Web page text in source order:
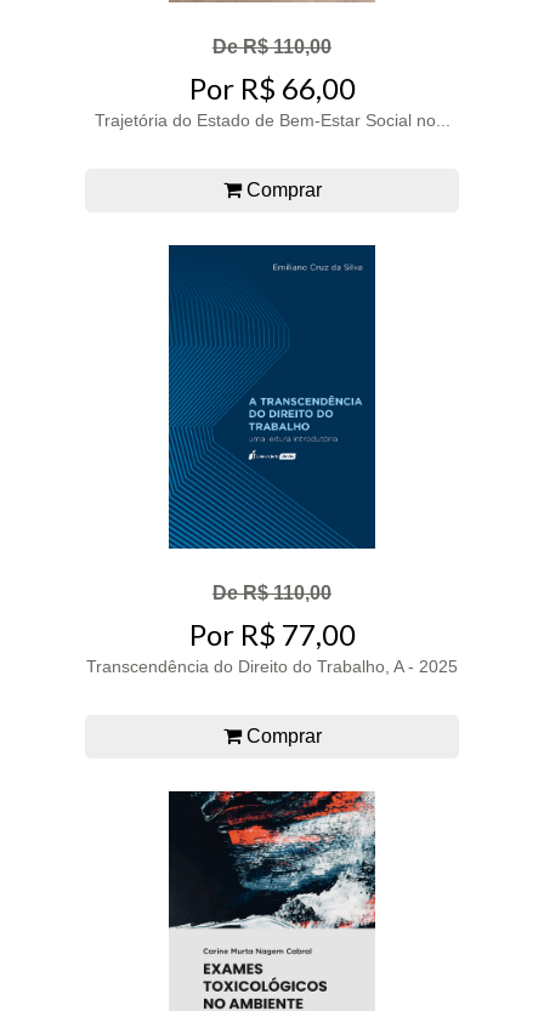
De R$ 110,00
Por R$ 66,00
Trajetória do Estado de Bem-Estar Social no...
Comprar
De R$ 110,00
Por R$ 77,00
Transcendência do Direito do Trabalho, A - 2025
Comprar